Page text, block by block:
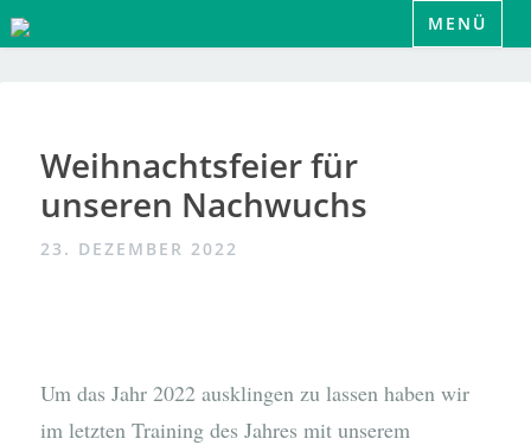
Zum
Inhalt
MENÜ
Weihnachtsfeier für
unseren Nachwuchs
23. DEZEMBER 2022
Um das Jahr 2022 ausklingen zu lassen haben wir
im letzten Training des Jahres mit unserem